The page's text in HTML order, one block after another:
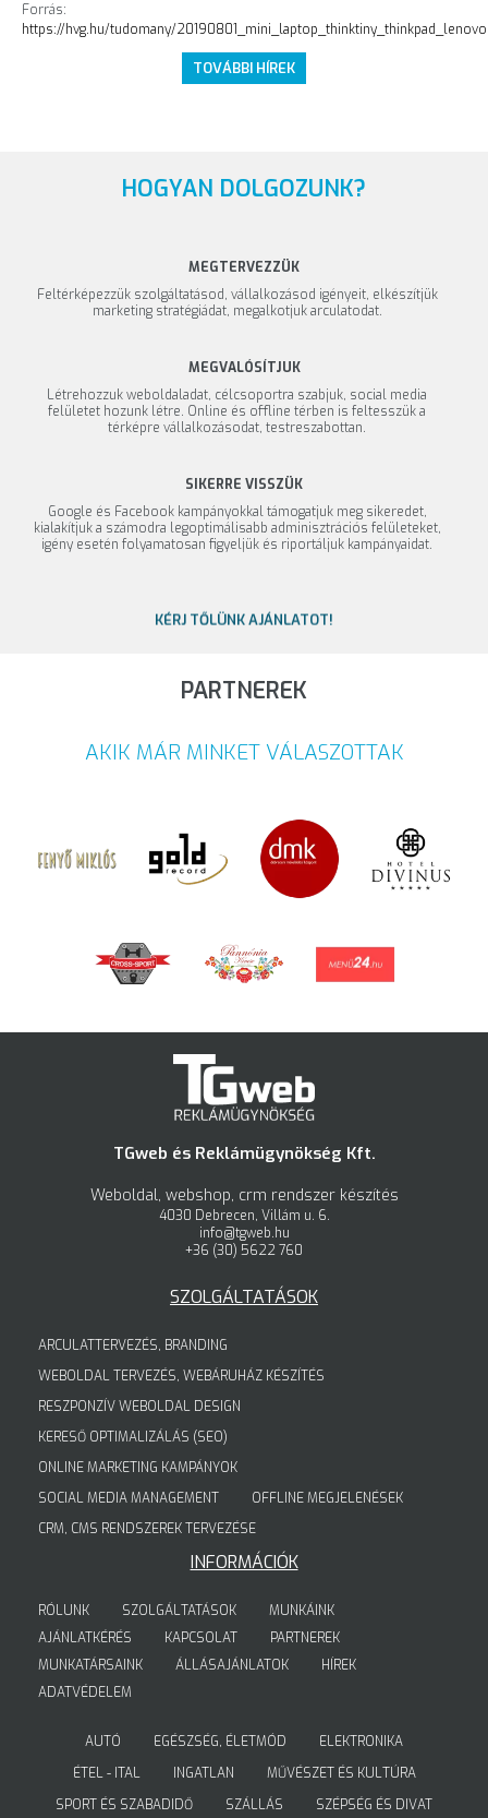
Forrás:
https://hvg.hu/tudomany/20190801_mini_laptop_thinktiny_thinkpad_lenovo
TOVÁBBI HÍREK
HOGYAN DOLGOZUNK?
MEGTERVEZZÜK
Feltérképezzük szolgáltatásod, vállalkozásod igényeit, elkészítjük
marketing stratégiádat, megalkotjuk arculatodat.
MEGVALÓSÍTJUK
Létrehozzuk weboldaladat, célcsoportra szabjuk, social media
felületet hozunk létre. Online és offline térben is feltesszük a
térképre vállalkozásodat, testreszabottan.
SIKERRE VISSZÜK
Google és Facebook kampányokkal támogatjuk meg sikeredet,
kialakítjuk a számodra legoptimálisabb adminisztrációs felületeket,
igény esetén folyamatosan figyeljük és riportáljuk kampányaidat.
KÉRJ TŐLÜNK AJÁNLATOT!
PARTNEREK
AKIK MÁR MINKET VÁLASZOTTAK
TGweb és Reklámügynökség Kft.
Weboldal, webshop, crm rendszer készítés
4030 Debrecen, Villám u. 6.
info@tgweb.hu
+36 (30) 5622 760
SZOLGÁLTATÁSOK
ARCULATTERVEZÉS, BRANDING
WEBOLDAL TERVEZÉS, WEBÁRUHÁZ KÉSZÍTÉS
RESZPONZÍV WEBOLDAL DESIGN
KERESŐ OPTIMALIZÁLÁS (SEO)
ONLINE MARKETING KAMPÁNYOK
SOCIAL MEDIA MANAGEMENT
OFFLINE MEGJELENÉSEK
CRM, CMS RENDSZEREK TERVEZÉSE
INFORMÁCIÓK
RÓLUNK SZOLGÁLTATÁSOK
MUNKÁINK
AJÁNLATKÉRÉS
KAPCSOLAT
PARTNEREK
MUNKATÁRSAINK
ÁLLÁSAJÁNLATOK
HÍREK
ADATVÉDELEM
AUTÓ EGÉSZSÉG, ÉLETMÓD
ELEKTRONIKA
ÉTEL - ITAL
INGATLAN
MŰVÉSZET ÉS KULTÚRA
SPORT ÉS SZABADIDŐ
SZÁLLÁS SZÉPSÉG ÉS DIVAT